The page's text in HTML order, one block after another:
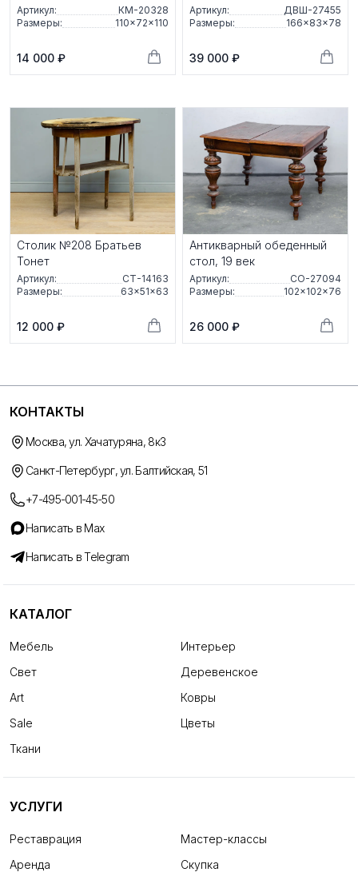
Артикул:
КМ-20328
Размеры:
110×72×110
14 000 ₽
Артикул:
ДВШ-27455
Размеры:
166×83×78
39 000 ₽
Столик №208 Братьев
Тонет
Артикул:
СТ-14163
Размеры:
63×51×63
12 000 ₽
Антикварный обеденный
стол, 19 век
Артикул:
СО-27094
Размеры:
102×102×76
26 000 ₽
КОНТАКТЫ
Москва, ул. Хачатуряна, 8к3
Санкт-Петербург, ул. Балтийская, 51
+7-495-001-45-50
Написать в Max
Написать в Telegram
КАТАЛОГ
Мебель
Интерьер
Свет
Деревенское
Art
Ковры
Sale
Цветы
Ткани
УСЛУГИ
Реставрация
Мастер-классы
Аренда
Скупка